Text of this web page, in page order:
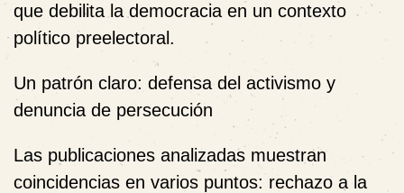
que debilita la democracia en un contexto
político preelectoral.
Un patrón claro: defensa del activismo y
denuncia de persecución
Las publicaciones analizadas muestran
coincidencias en varios puntos: rechazo a la